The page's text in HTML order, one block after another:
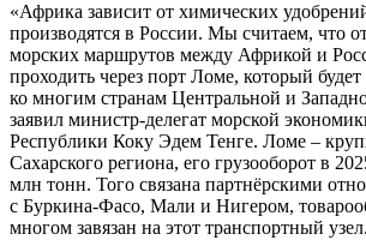
«Африка зависит от химических
производятся в России. Мы считаем, что
морских маршрутов между Африкой и
проходить через порт Ломе, который
ко многим странам Центральной и
заявил министр-делегат морской
Республики Коку Эдем Тенге. Ломе –
Сахарского региона, его грузооборот в
млн тонн. Того связана партнёрскими
с Буркина-Фасо, Мали и Нигером,
многом завязан на этот транспортный узел.